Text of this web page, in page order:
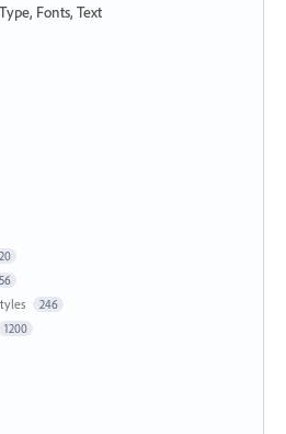
Type, Fonts, Text
246
1200